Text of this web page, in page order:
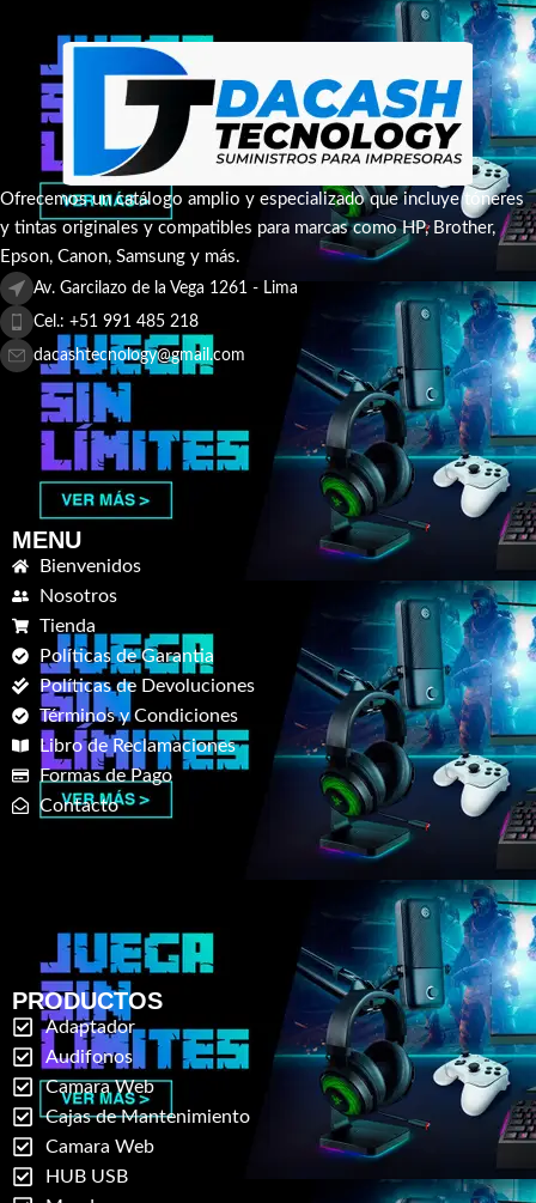
Ofrecemos un catálogo amplio y especializado que incluye tóneres
y tintas originales y compatibles para marcas como HP, Brother,
Epson, Canon, Samsung y más.
Av. Garcilazo de la Vega 1261 - Lima
Cel.: +51 991 485 218
dacashtecnology@gmail.com
MENU
Bienvenidos
Nosotros
Tienda
Políticas de Garantia
Políticas de Devoluciones
Términos y Condiciones
Libro de Reclamaciones
Formas de Pago
Contacto
PRODUCTOS
Adaptador
Audifonos
Camara Web
Cajas de Mantenimiento
Camara Web
HUB USB